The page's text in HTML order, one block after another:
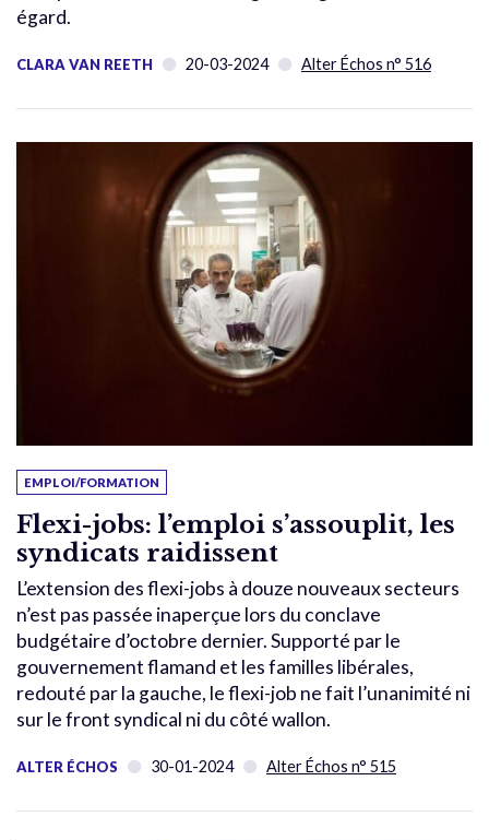
égard.
CLARA VAN REETH 20-03-2024 Alter Échos n° 516
EMPLOI/FORMATION
Flexi-jobs: l’emploi s’assouplit, les
syndicats raidissent
L’extension des flexi-jobs à douze nouveaux secteurs
n’est pas passée inaperçue lors du conclave
budgétaire d’octobre dernier. Supporté par le
gouvernement flamand et les familles libérales,
redouté par la gauche, le flexi-job ne fait l’unanimité ni
sur le front syndical ni du côté wallon.
ALTER ÉCHOS 30-01-2024 Alter Échos n° 515